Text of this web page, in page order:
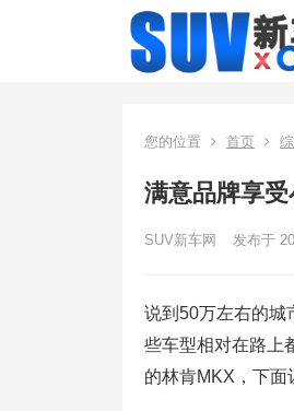
您的位置 首页
满意品牌享
SUV新车网 发布于
说到50万左右的城
些车型相对在路上
的林肯MKX，下面